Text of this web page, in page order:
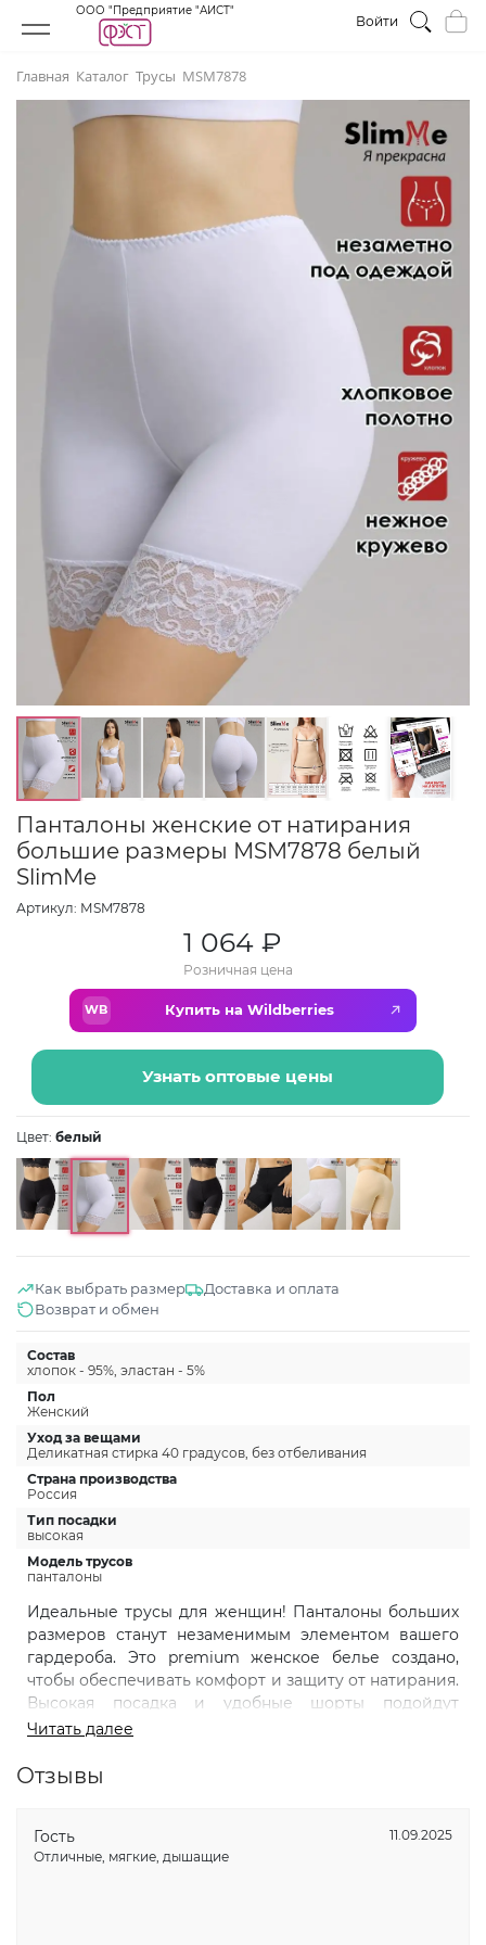
ООО "Предприятие "АИСТ"
Войти
Главная Каталог Трусы МSM7878
Панталоны женские от натирания
большие размеры МSM7878 белый
SlimMe
Артикул: МSM7878
1 064 ₽
Розничная цена
WB Купить на Wildberries
Узнать оптовые цены
Цвет: белый
Как выбрать размер
Доставка и оплата
Возврат и обмен
Состав
хлопок - 95%, эластан - 5%
Пол
Женский
Уход за вещами
Деликатная стирка 40 градусов, без отбеливания
Страна производства
Россия
Тип посадки
высокая
Модель трусов
панталоны
Идеальные трусы для женщин! Панталоны больших
размеров станут незаменимым элементом вашего
гардероба. Это premium женское белье создано,
чтобы обеспечивать комфорт и защиту от натирания.
Высокая посадка и удобные шорты подойдут
девушкам разных возрастов. Изделие выполнено из
прекрасно подходит для летнего сезона. Кружево по
Шорты удлиненные, не создают дискомфорт при
носке и защищают кожу от трения. Высокая посадка
Читать далее
Отзывы
Гость
11.09.2025
Отличные, мягкие, дышащие